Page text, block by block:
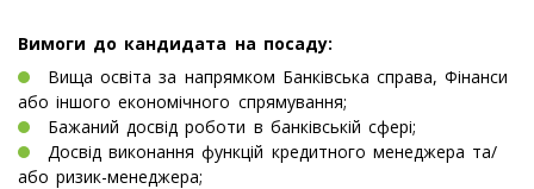
Вимоги до кандидата на посаду:
Вища освіта за напрямком Банківська справа, Фінанси
або іншого економічного спрямування;
Бажаний досвід роботи в банківській сфері;
Досвід виконання функцій кредитного менеджера та/
або ризик-менеджера;